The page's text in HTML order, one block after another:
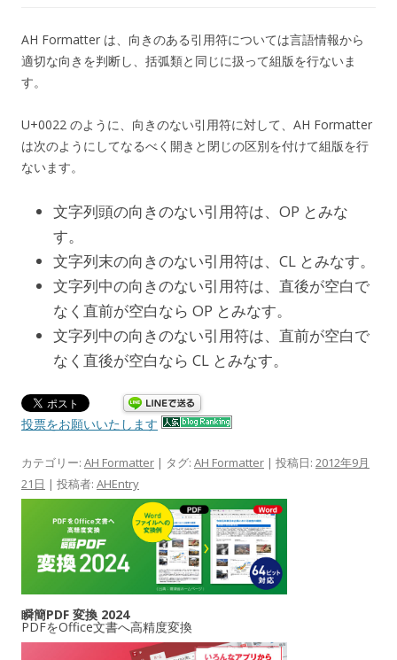
AH Formatter は、向きのある引用符については言語情報から
適切な向きを判断し、括弧類と同じに扱って組版を行ないま
す。
U+0022 のように、向きのない引用符に対して、AH Formatter
は次のようにしてなるべく開きと閉じの区別を付けて組版を行
ないます。
文字列頭の向きのない引用符は、OP とみな
す。
文字列末の向きのない引用符は、CL とみなす。
文字列中の向きのない引用符は、直後が空白で
なく直前が空白なら OP とみなす。
文字列中の向きのない引用符は、直前が空白で
なく直後が空白なら CL とみなす。
投票をお願いいたします
カテゴリー: AH Formatter | タグ: AH Formatter | 投稿日: 2012年9月
21日 | 投稿者: AHEntry
瞬簡PDF 変換 2024
PDFをOffice文書へ高精度変換